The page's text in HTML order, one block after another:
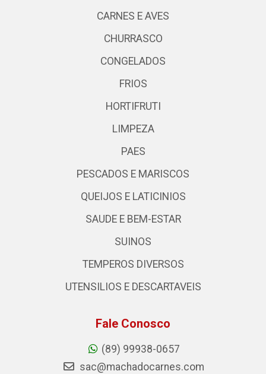
CARNES E AVES
CHURRASCO
CONGELADOS
FRIOS
HORTIFRUTI
LIMPEZA
PAES
PESCADOS E MARISCOS
QUEIJOS E LATICINIOS
SAUDE E BEM-ESTAR
SUINOS
TEMPEROS DIVERSOS
UTENSILIOS E DESCARTAVEIS
Fale Conosco
(89) 99938-0657
sac@machadocarnes.com